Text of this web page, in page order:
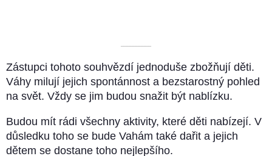
––––––––––
Zástupci tohoto souhvězdí jednoduše zbožňují děti.
Váhy milují jejich spontánnost a bezstarostný pohled
na svět. Vždy se jim budou snažit být nablízku.
Budou mít rádi všechny aktivity, které děti nabízejí. V
důsledku toho se bude Vahám také dařit a jejich
dětem se dostane toho nejlepšího.